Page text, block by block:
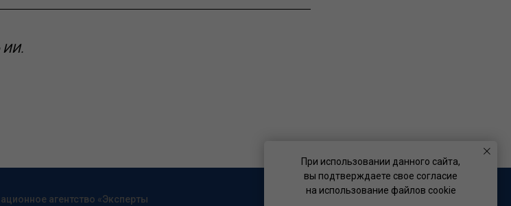
При использовании данного сайта,
вы подтверждаете свое согласие
на использование файлов cookie
ИИ.
агентство «Эксперты